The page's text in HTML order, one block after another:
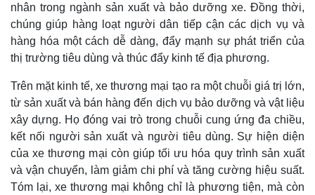
nhân trong ngành sản xuất và bảo dưỡng xe. Đồng thời,
chúng giúp hàng loạt người dân tiếp cận các dịch vụ và
hàng hóa một cách dễ dàng, đẩy mạnh sự phát triển của
thị trường tiêu dùng và thúc đẩy kinh tế địa phương.
Trên mặt kinh tế, xe thương mại tạo ra một chuỗi giá trị lớn,
từ sản xuất và bán hàng đến dịch vụ bảo dưỡng và vật liệu
xây dựng. Họ đóng vai trò trong chuỗi cung ứng đa chiều,
kết nối người sản xuất và người tiêu dùng. Sự hiện diện
của xe thương mại còn giúp tối ưu hóa quy trình sản xuất
và vận chuyển, làm giảm chi phí và tăng cường hiệu suất.
Tóm lại, xe thương mại không chỉ là phương tiện, mà còn